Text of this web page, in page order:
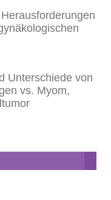
Unterschiede von
vs. Myom,